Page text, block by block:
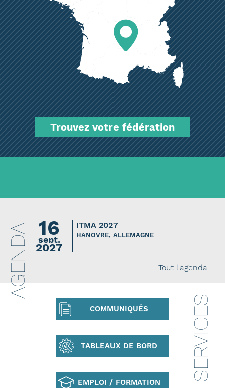
Trouvez votre fédération
AGENDA 16
sept.
2027
ITMA 2027
HANOVRE, ALLEMAGNE
Tout l'agenda
COMMUNIQUÉS
TABLEAUX DE BORD
EMPLOI / FORMATION
SERVICES